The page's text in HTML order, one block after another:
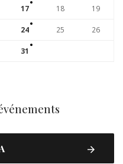
17 18 19
24 25 26
31